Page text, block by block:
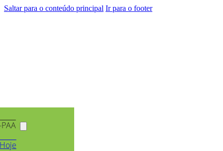
Saltar para o conteúdo principal Ir para o footer